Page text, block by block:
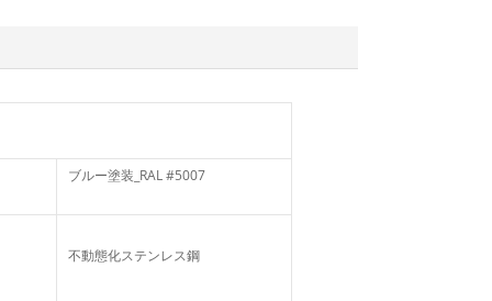
ブルー塗装_RAL #5007
不動態化ステンレス鋼